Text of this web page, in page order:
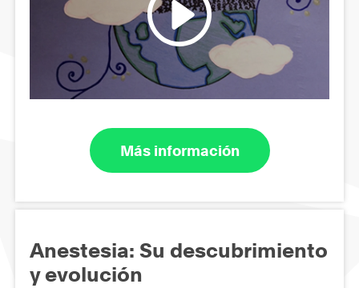
Más información
Anestesia: Su descubrimiento
y evolución